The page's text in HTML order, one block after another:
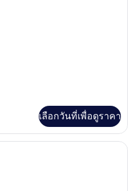
เลือกวันที่เพื่อดูราคา
ห้องคลาสสิกทริปเปิล | โต๊ะทำงาน, ผ้า